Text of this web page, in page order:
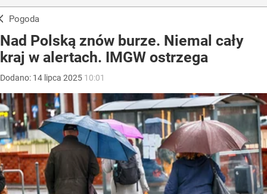
Pogoda
Nad Polską znów burze. Niemal cały
kraj w alertach. IMGW ostrzega
Dodano: 14 lipca 2025 10:01